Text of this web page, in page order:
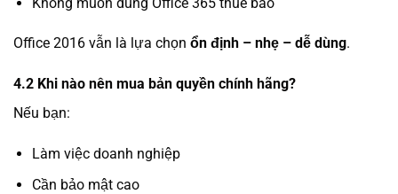
Office 2016 vẫn là lựa chọn ổn định – nhẹ – dễ dùng.
4.2 Khi nào nên mua bản quyền chính hãng?
Nếu bạn:
Làm việc doanh nghiệp
Cần bảo mật cao